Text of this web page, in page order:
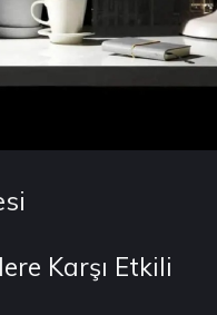
Karşı Etkili